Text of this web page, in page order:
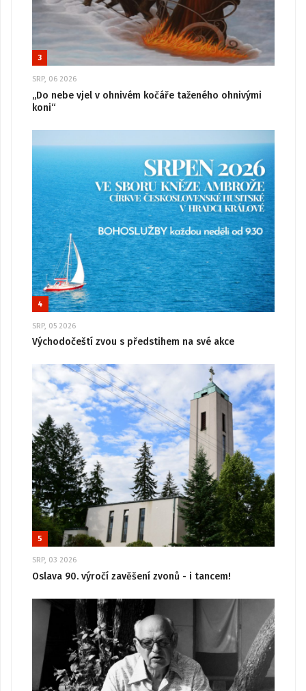
3
SRP, 06 2026
„Do nebe vjel v ohnivém kočáře taženého ohnivými
koni“
4
SRP, 05 2026
Východočeští zvou s předstihem na své akce
5
SRP, 03 2026
Oslava 90. výročí zavěšení zvonů - i tancem!